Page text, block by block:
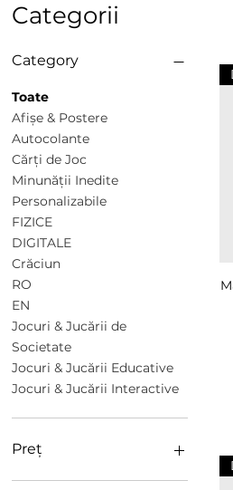
Categorii
Category
Toate
Afișe & Postere
Autocolante
Cărți de Joc
Minunății Inedite
Personalizabile
FIZICE
DIGITALE
Crăciun
RO
EN
Jocuri & Jucării de
Societate
Jocuri & Jucării Educative
Jocuri & Jucării Interactive
Preț